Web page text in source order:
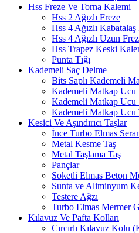
Hss Freze Ve Torna Kalemi
Hss 2 Ağızlı Freze
Hss 4 Ağızlı Kabatalaş
Hss 4 Ağızlı Uzun
Hss Trapez Keski
Punta Tığı
Kademeli Saç Delme
Bits Saplı Kademeli
Kademeli Matkap Ucu
Kademeli Matkap Ucu
Kademeli Matkap Ucu
Kesici Ve Aşındırıcı Taşlar
İnce Turbo Elmas
Metal Kesme Taş
Metal Taşlama Taş
Pançlar
Soketli Elmas Beton
Sunta ve Aliminyum
Testere Ağzı
Turbo Elmas Mermer
Kılavuz Ve Pafta Kolları
Cırcırlı Kılavuz Kolu